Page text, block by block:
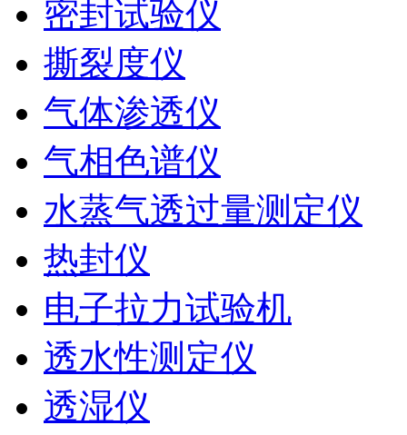
密封试验仪
撕裂度仪
气体渗透仪
气相色谱仪
水蒸气透过量测定仪
热封仪
电子拉力试验机
透水性测定仪
透湿仪